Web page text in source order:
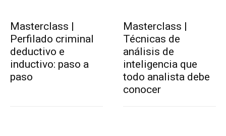
Masterclass |
Perfilado criminal
deductivo e
inductivo: paso a
paso
Masterclass |
Técnicas de
análisis de
inteligencia que
todo analista debe
conocer